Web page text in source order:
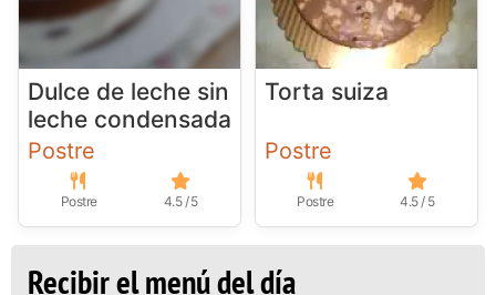
Dulce de leche sin
leche condensada
Postre
Postre 4.5 / 5
Torta suiza
Postre
Postre 4.5 / 5
Recibir el menú del día